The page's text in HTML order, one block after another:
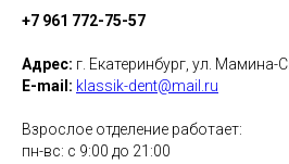
+7 961 772-75-57
Адрес: г. Екатеринбург, ул. Мамина-
E-mail: klassik-dent@mail.ru
Взрослое отделение работает:
пн-вс: с 9:00 до 21:00